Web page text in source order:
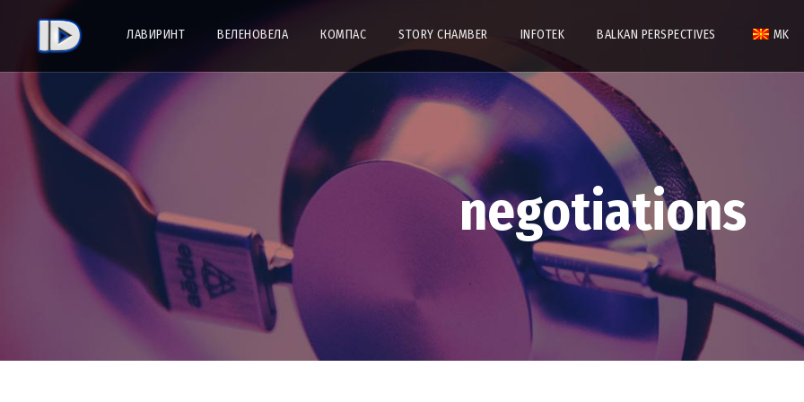
ЛАВИРИНТ ВЕЛЕНОВЕЛА КОМПАС STORY CHAMBER INFOTEK BALKAN PERSPECTIVES MK
negotiations